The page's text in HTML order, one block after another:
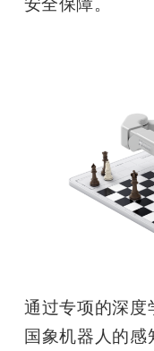
通过专项的深度
国象机器人的